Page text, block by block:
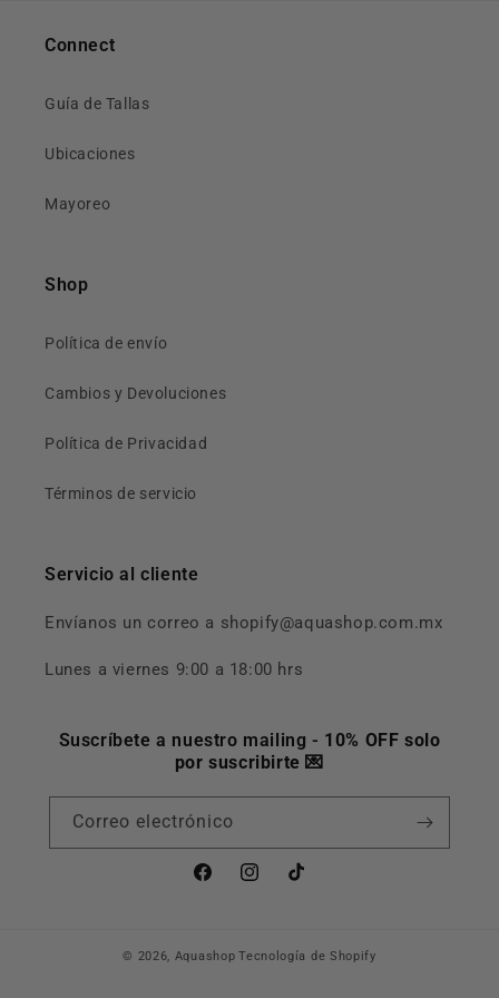
Connect
Guía de Tallas
Ubicaciones
Mayoreo
Shop
Política de envío
Cambios y Devoluciones
Política de Privacidad
Términos de servicio
Servicio al cliente
Envíanos un correo a shopify@aquashop.com.mx
Lunes a viernes 9:00 a 18:00 hrs
Suscríbete a nuestro mailing - 10% OFF solo
por suscribirte 💌
Correo electrónico
FacebookInstagramTikTok
© 2026, Aquashop Tecnología de Shopify